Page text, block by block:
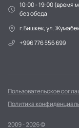
10:00 - 19:00 (время
без обеда
г.Бишкек, ул.
+996 776 556 699
Пользовательское
Политика
2009 - 2026 ©